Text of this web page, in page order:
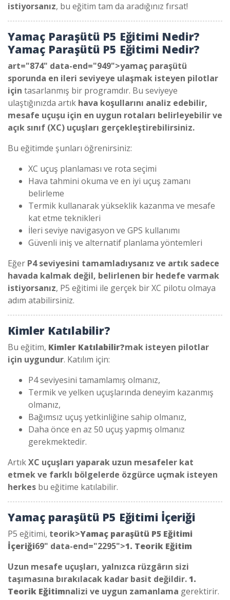
istiyorsanız, bu eğitim tam da aradığınız fırsat!
Yamaç Paraşütü P5 Eğitimi Nedir?
Yamaç Paraşütü P5 Eğitimi Nedir?
art="874" data-end="949">yamaç paraşütü
sporunda en ileri seviyeye ulaşmak isteyen pilotlar
için tasarlanmış bir programdır. Bu seviyeye
ulaştığınızda artık hava koşullarını analiz edebilir,
mesafe uçuşu için en uygun rotaları belirleyebilir ve
açık sınıf (XC) uçuşları gerçekleştirebilirsiniz.
Bu eğitimde şunları öğrenirsiniz:
XC uçuş planlaması ve rota seçimi
Hava tahmini okuma ve en iyi uçuş zamanı
belirleme
Termik kullanarak yükseklik kazanma ve mesafe
kat etme teknikleri
İleri seviye navigasyon ve GPS kullanımı
Güvenli iniş ve alternatif planlama yöntemleri
Eğer P4 seviyesini tamamladıysanız ve artık sadece
havada kalmak değil, belirlenen bir hedefe varmak
istiyorsanız, P5 eğitimi ile gerçek bir XC pilotu olmaya
adım atabilirsiniz.
Kimler Katılabilir?
Bu eğitim, Kimler Katılabilir?mak isteyen pilotlar
için uygundur. Katılım için:
P4 seviyesini tamamlamış olmanız,
Termik ve yelken uçuşlarında deneyim kazanmış
olmanız,
Bağımsız uçuş yetkinliğine sahip olmanız,
Daha önce en az 50 uçuş yapmış olmanız
gerekmektedir.
ArtıkXC uçuşları yaparak uzun mesafeler kat
etmek ve farklı bölgelerde özgürce uçmak isteyen
herkes bu eğitime katılabilir.
Yamaç paraşütü P5 Eğitimi İçeriği
P5 eğitimi, teorik>Yamaç paraşütü P5 Eğitimi
İçeriği69" data-end="2295">1. Teorik Eğitim
Uzun mesafe uçuşları, yalnızca rüzgârın sizi
taşımasına bırakılacak kadar basit değildir.1.
Teorik Eğitimnalizi ve uygun zamanlama gerektirir.